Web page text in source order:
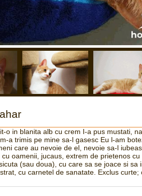
o in blanita alb cu crem I-a pus mustati,
a trimis pe mine sa-l gasesc Eu l-am
care au nevoie de el, nevoie sa-l
oamenii, jucaus, extrem de prietenos
(sau doua), cu care sa se joace si sa
cu carnetel de sanatate. Exclus